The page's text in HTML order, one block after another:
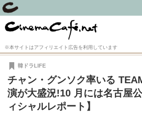
※本サイトはアフィリエイト広告を利用しています
チャン・グンソク率いる
演が大盛況!10 月には名古屋
ィシャルレポート】
韓ドラLIFE